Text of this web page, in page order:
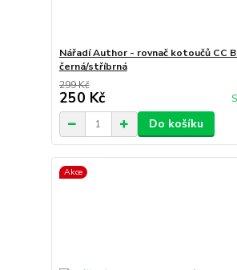
Nářadí Author - rovnač kotoučů CC
černá/stříbrná
299 Kč
250 Kč
Do košíku
Akce